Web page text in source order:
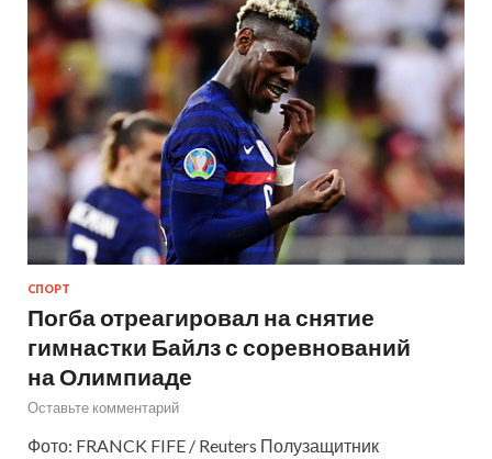
СПОРТ
Погба отреагировал на снятие
гимнастки Байлз с соревнований
на Олимпиаде
Оставьте комментарий
Фото: FRANCK FIFE / Reuters Полузащитник